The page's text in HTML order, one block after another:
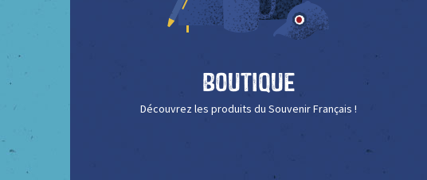
Boutique
Découvrez les produits du Souvenir Français !